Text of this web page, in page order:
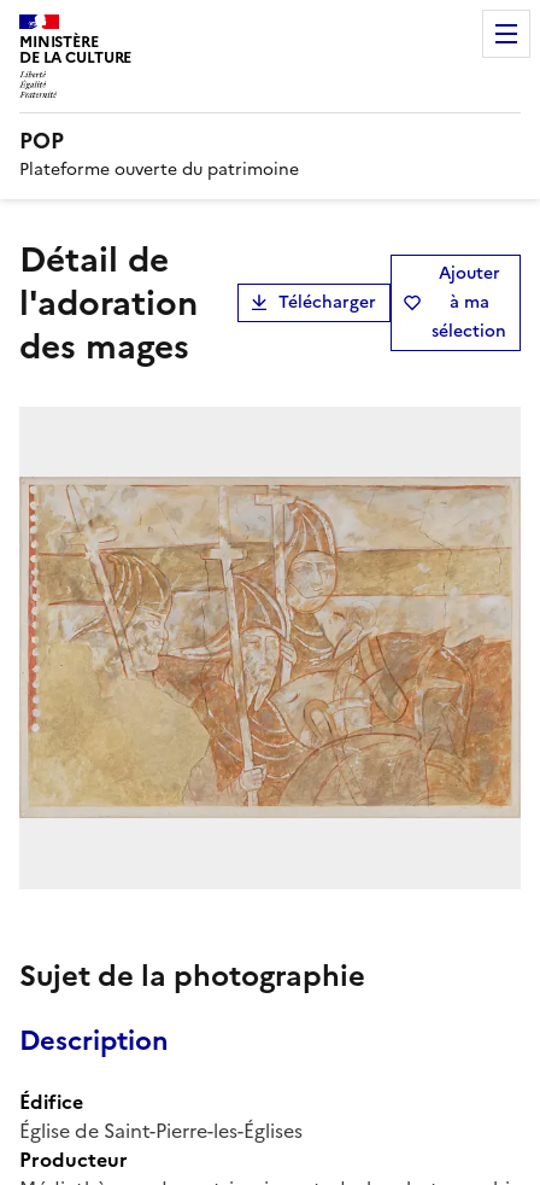
MINISTÈRE
DE LA CULTURE
POP
Plateforme ouverte du patrimoine
Détail de
l'adoration
des mages
Télécharger
Ajouter
à ma
sélection
Sujet de la photographie
Description
Édifice
Église de Saint-Pierre-les-Églises
Producteur